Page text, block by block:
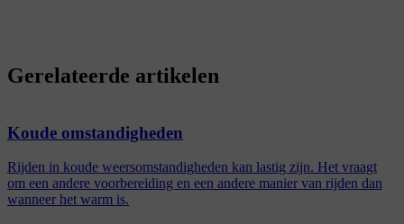
Gerelateerde artikelen
Koude omstandigheden
Rijden in koude weersomstandigheden kan lastig zijn. Het vraagt
om een andere voorbereiding en een andere manier van rijden dan
wanneer het warm is.